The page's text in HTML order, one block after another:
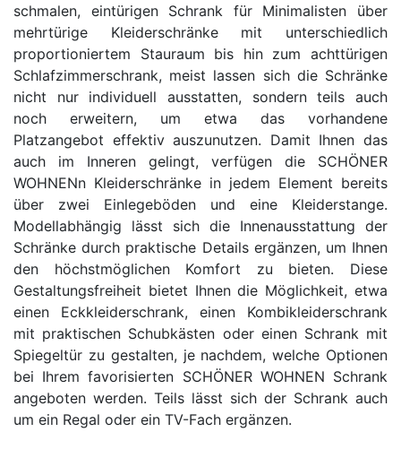
schmalen, eintürigen Schrank für Minimalisten über
mehrtürige Kleiderschränke mit unterschiedlich
proportioniertem Stauraum bis hin zum achttürigen
Schlafzimmerschrank, meist lassen sich die Schränke
nicht nur individuell ausstatten, sondern teils auch
noch erweitern, um etwa das vorhandene
Platzangebot effektiv auszunutzen. Damit Ihnen das
auch im Inneren gelingt, verfügen die SCHÖNER
WOHNENn Kleiderschränke in jedem Element bereits
über zwei Einlegeböden und eine Kleiderstange.
Modellabhängig lässt sich die Innenausstattung der
Schränke durch praktische Details ergänzen, um Ihnen
den höchstmöglichen Komfort zu bieten. Diese
Gestaltungsfreiheit bietet Ihnen die Möglichkeit, etwa
einen Eckkleiderschrank, einen Kombikleiderschrank
mit praktischen Schubkästen oder einen Schrank mit
Spiegeltür zu gestalten, je nachdem, welche Optionen
bei Ihrem favorisierten SCHÖNER WOHNEN Schrank
angeboten werden. Teils lässt sich der Schrank auch
um ein Regal oder ein TV-Fach ergänzen.